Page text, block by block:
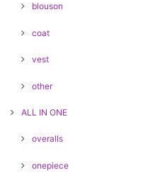
blouson
coat
vest
other
ALL IN ONE
overalls
onepiece